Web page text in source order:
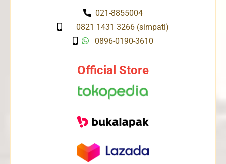
021-8855004
0821 1431 3266 (simpati)
0896-0190-3610
Official Store